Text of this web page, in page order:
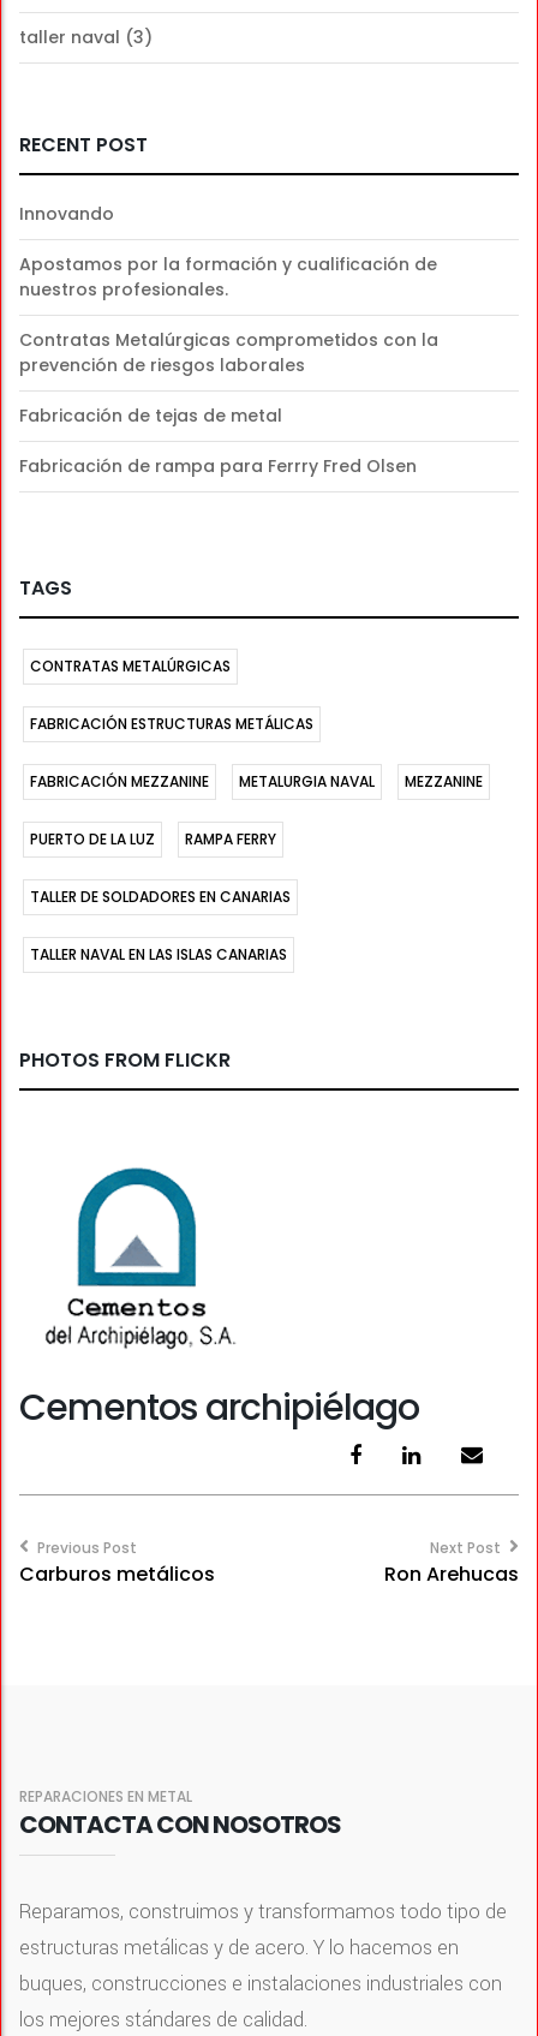
taller naval (3)
RECENT POST
Innovando
Apostamos por la formación y cualificación de
nuestros profesionales.
Contratas Metalúrgicas comprometidos con la
prevención de riesgos laborales
Fabricación de tejas de metal
Fabricación de rampa para Ferrry Fred Olsen
TAGS
CONTRATAS METALÚRGICAS
FABRICACIÓN ESTRUCTURAS METÁLICAS
FABRICACIÓN MEZZANINE METALURGIA NAVAL MEZZANINE
PUERTO DE LA LUZ RAMPA FERRY
TALLER DE SOLDADORES EN CANARIAS
TALLER NAVAL EN LAS ISLAS CANARIAS
PHOTOS FROM FLICKR
Cementos archipiélago
Post
navigation
Previous Post
Carburos metálicos
Next Post
Ron Arehucas
REPARACIONES EN METAL
CONTACTA CON NOSOTROS
Reparamos, construimos y transformamos todo tipo de
estructuras metálicas y de acero. Y lo hacemos en
buques, construcciones e instalaciones industriales con
los mejores stándares de calidad.